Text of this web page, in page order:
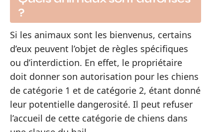
?
Si les animaux sont les bienvenus, certains
d’eux peuvent l’objet de règles spécifiques
ou d’interdiction. En effet, le propriétaire
doit donner son autorisation pour les chiens
de catégorie 1 et de catégorie 2, étant donné
leur potentielle dangerosité. Il peut refuser
l’accueil de cette catégorie de chiens dans